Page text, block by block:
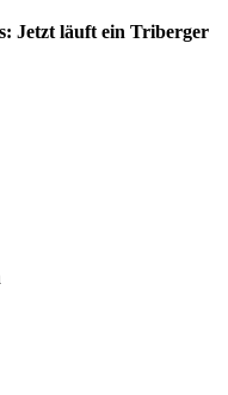
Jetzt läuft ein Triberger